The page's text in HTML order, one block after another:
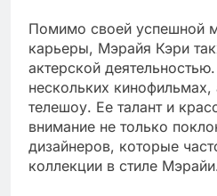
Помимо своей успешной
карьеры, Мэрайя Кэри
актерской
нескольких
телешоу. Ее талант и
внимание не только
дизайнеров, которые
коллекции в стиле